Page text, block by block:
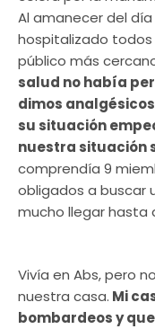
Al amanecer del
hospitalizado
público más
salud no había
dimos
su situación
nuestra situación
comprendía 9
obligados a buscar
mucho llegar hasta
Vivía en Abs, pero
nuestra casa. Mi
bombardeos y